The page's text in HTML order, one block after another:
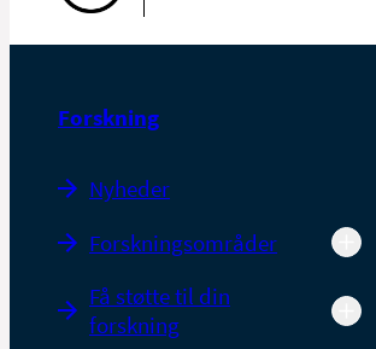
Forskning
Nyheder
Forskningsområder
Få støtte til din
forskning